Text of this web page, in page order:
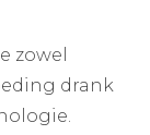
zowel
drank